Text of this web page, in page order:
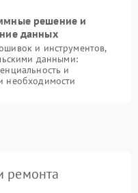
решение и
данных
и инструментов,
данными:
и
необходимости
ремонта